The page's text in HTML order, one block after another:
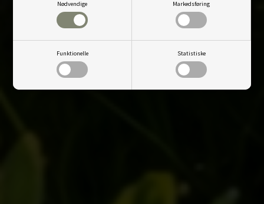
Nødvendige Markedsføring
Funktionelle Statistiske